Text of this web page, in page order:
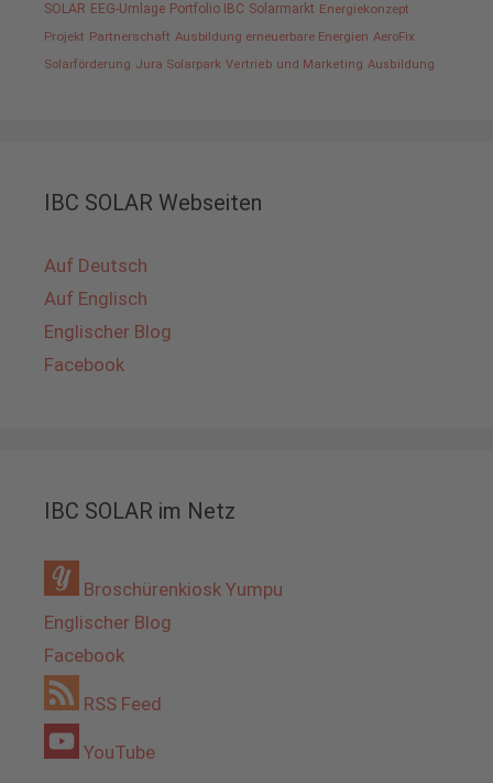
SOLAR EEG-Umlage Portfolio IBC Solarmarkt Energiekonzept
Projekt Partnerschaft Ausbildung erneuerbare Energien AeroFix
Solarförderung Jura Solarpark Vertrieb und Marketing Ausbildung
IBC SOLAR Webseiten
Auf Deutsch
Auf Englisch
Englischer Blog
Facebook
IBC SOLAR im Netz
Broschürenkiosk Yumpu
Englischer Blog
Facebook
RSS Feed
YouTube